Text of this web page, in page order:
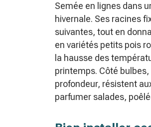
Semée en lignes dans
hivernale. Ses racines
suivantes, tout en
en variétés petits pois
la hausse des
printemps. Côté
profondeur, résistent
parfumer salades,